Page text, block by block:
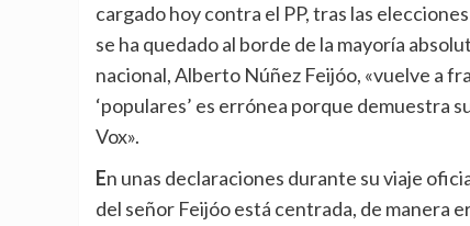
cargado hoy contra el PP, tras las
se ha quedado al borde de la mayoría
nacional, Alberto Núñez Feijóo, «vuelve a
‘populares’ es errónea porque demuestra
Vox».
En unas declaraciones durante su viaje oficial a China, la líder de Sumar ha incidido en que «la estrategia
del señor Feijóo está centrada, de manera